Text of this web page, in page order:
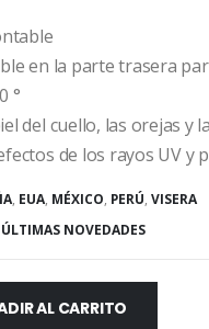
en la parte trasera
°
del cuello, las orejas y
de los rayos UV y
, EUA, MÉXICO, PERÚ, VISERA
ÚLTIMAS NOVEDADES
AL CARRITO